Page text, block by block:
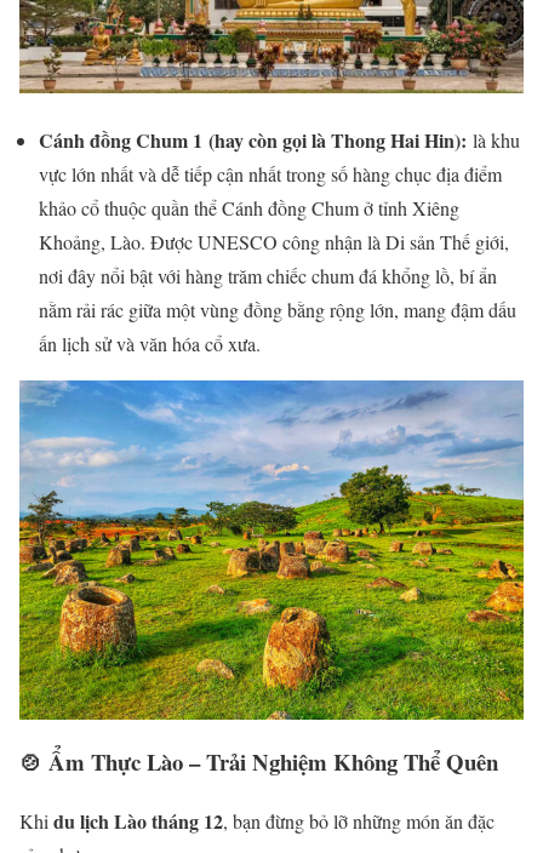
Cánh đồng Chum 1 (hay còn gọi là Thong Hai Hin): là khu
vực lớn nhất và dễ tiếp cận nhất trong số hàng chục địa điểm
khảo cổ thuộc quần thể Cánh đồng Chum ở tỉnh Xiêng
Khoảng, Lào. Được UNESCO công nhận là Di sản Thế giới,
nơi đây nổi bật với hàng trăm chiếc chum đá khổng lồ, bí ẩn
nằm rải rác giữa một vùng đồng bằng rộng lớn, mang đậm dấu
ấn lịch sử và văn hóa cổ xưa.
🍲 Ẩm Thực Lào – Trải Nghiệm Không Thể Quên
Khi du lịch Lào tháng 12, bạn đừng bỏ lỡ những món ăn đặc